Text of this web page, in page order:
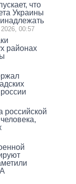
что
Украины
2026, 00:57
районах
российской